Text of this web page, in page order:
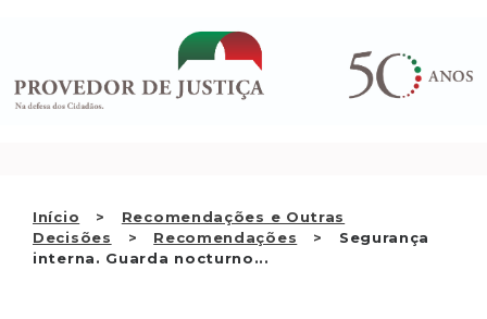
conteúdo
Início
Recomendações e Outras
Decisões
Recomendações
Segurança
interna. Guarda nocturno...
QUEM SOMOS
ATIVIDADE
RELAÇÕES INTERNACIONAIS
APRESENTAR QUEIXA